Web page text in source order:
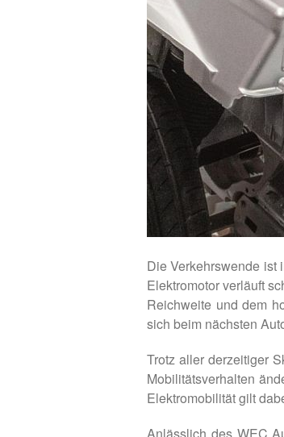
Die Verkehrswende ist
Elektromotor verläuft
Reichweite und dem
sich beim nächsten
Trotz aller derzeitiger
Mobilitätsverhalten
Elektromobilität gilt